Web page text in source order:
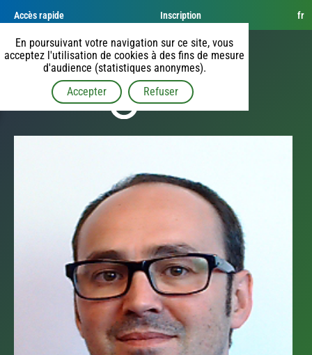
En poursuivant votre navigation sur ce site, vous
acceptez l'utilisation de cookies à des fins de mesure
d'audience (statistiques anonymes).
Accepter
Refuser
Accès rapide Inscription fr